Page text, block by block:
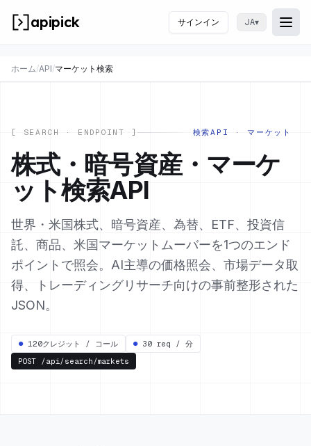
apipick サインイン JA▾
メニ
ホーム/API/マーケット検索
[ SEARCH · ENDPOINT ] 検索API · マーケット
株式・暗号資産・マーケ
ット検索API
世界・米国株式、暗号資産、為替、ETF、投資信
託、商品、米国マーケットムーバーを1つのエンド
ポイントで照会。AI主導の価格照会、市場データ取
得、トレーディングリサーチ向けの事前整形された
JSON。
● 120クレジット / コール ● 30 req / 分
POST /api/search/markets